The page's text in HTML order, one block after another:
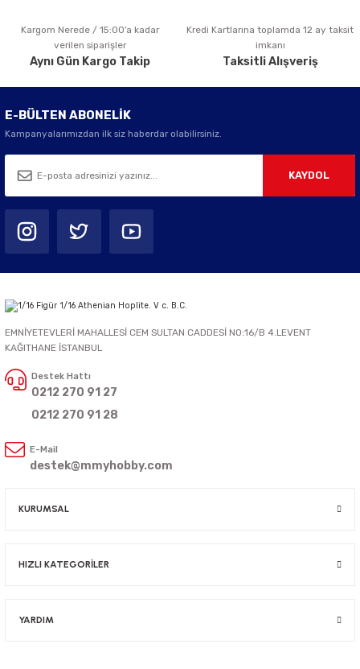
Gönder
Kargom Nerede / 15:00’a kadar
verilen siparişler
Aynı Gün Kargo Takip
Kredi Kartlarına toplamda 12 ay taksit
imkanı
Taksitli Alışveriş
E-BÜLTEN ABONELİK
Kampanyalarımızdan ilk siz haberdar olabilirsiniz.
KAYDOL
EMNİYETEVLERİ MAHALLESİ CEM SULTAN CADDESİ NO:16/B 4.LEVENT
KAĞITHANE İSTANBUL
Destek Hattı
0212 270 91 27
0212 270 91 28
E-Mail
destek@mmyhobby.com
KURUMSAL
HIZLI KATEGORİLER
YARDIM